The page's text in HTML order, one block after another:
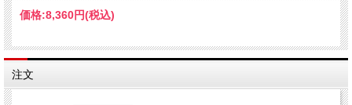
価格:8,360円(税込)
注文